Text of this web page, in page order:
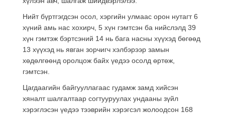
Нийт бүртгэгдсэн осол, хэргийн улмаас орон нутагт 6
хүний амь нас хохирч, 5 хүн гэмтсэн ба нийслэлд 39
хүн гэмтэж бэртсэний 14 нь бага насны хүүхэд бөгөөд
13 хүүхэд нь явган зорчигч хэлбэрээр замын
хөдөлгөөнд оролцож байх үедээ осолд өртөж,
гэмтсэн.
Цагдаагийн байгууллагаас гудамж замд хийсэн
хяналт шалгалтаар согтууруулах ундааны зүйл
хэрэглэсэн үедээ тээврийн хэрэгсэл жолоодсон 168